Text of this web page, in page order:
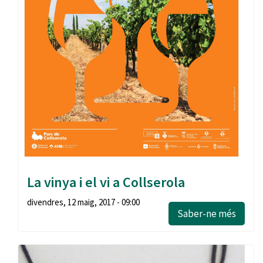
La vinya i el vi a Collserola
divendres, 12 maig, 2017 - 09:00
Saber-ne més